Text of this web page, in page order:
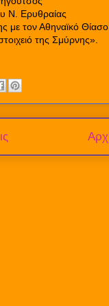
Ν. Ερυθραίας
με τον Αθηναϊκό
της Σμύρνης».